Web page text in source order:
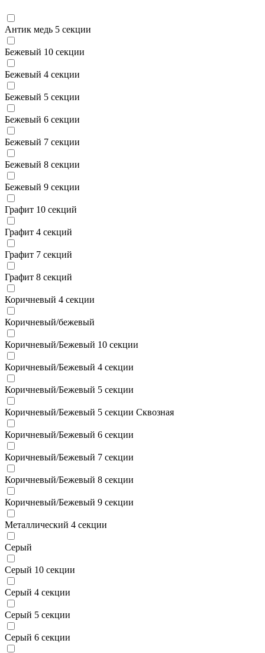
Антик медь 5 секции
Бежевый 10 секции
Бежевый 4 секции
Бежевый 5 секции
Бежевый 6 секции
Бежевый 7 секции
Бежевый 8 секции
Бежевый 9 секции
Графит 10 секций
Графит 4 секций
Графит 7 секций
Графит 8 секций
Коричневый 4 секции
Коричневый/бежевый
Коричневый/Бежевый 10 секции
Коричневый/Бежевый 4 секции
Коричневый/Бежевый 5 секции
Коричневый/Бежевый 5 секции Сквозная
Коричневый/Бежевый 6 секции
Коричневый/Бежевый 7 секции
Коричневый/Бежевый 8 секции
Коричневый/Бежевый 9 секции
Металлический 4 секции
Серый
Серый 10 секции
Серый 4 секции
Серый 5 секции
Серый 6 секции